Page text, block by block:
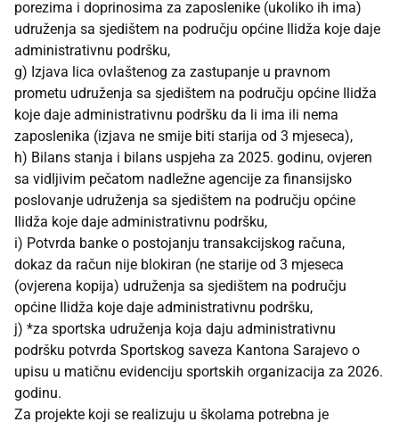
porezima i doprinosima za zaposlenike (ukoliko ih ima)
udruženja sa sjedištem na području općine Ilidža koje daje
administrativnu podršku,
g) Izjava lica ovlaštenog za zastupanje u pravnom
prometu udruženja sa sjedištem na području općine Ilidža
koje daje administrativnu podršku da li ima ili nema
zaposlenika (izjava ne smije biti starija od 3 mjeseca),
h) Bilans stanja i bilans uspjeha za 2025. godinu, ovjeren
sa vidljivim pečatom nadležne agencije za finansijsko
poslovanje udruženja sa sjedištem na području općine
Ilidža koje daje administrativnu podršku,
i) Potvrda banke o postojanju transakcijskog računa,
dokaz da račun nije blokiran (ne starije od 3 mjeseca
(ovjerena kopija) udruženja sa sjedištem na području
općine Ilidža koje daje administrativnu podršku,
j) *za sportska udruženja koja daju administrativnu
podršku potvrda Sportskog saveza Kantona Sarajevo o
upisu u matičnu evidenciju sportskih organizacija za 2026.
godinu.
Za projekte koji se realizuju u školama potrebna je